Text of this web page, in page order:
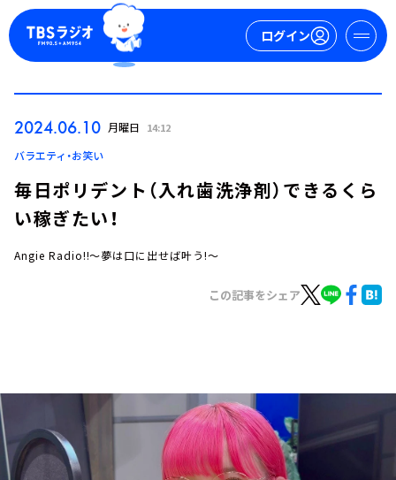
ログイン
ログイン
お知らせ
イベント・グッズ
YouTube
会社情報
2024.06.10 月曜日 14:12
バラエティ・お笑い
毎日ポリデント（入れ歯洗浄剤）できるくら
い稼ぎたい！
Angie Radio!!～夢は口に出せば叶う!～
この記事をシェア